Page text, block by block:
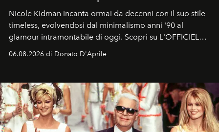
Nicole Kidman incanta ormai da decenni con il suo stile
timeless, evolvendosi dal minimalismo anni '90 al
glamour intramontabile di oggi. Scopri su L'OFFICIEL
Italia la sua style evolution.
06.08.2026 di Donato D'Aprile